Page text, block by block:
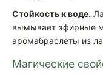
Стойкость к воде.
вымывает эфирные
аромабраслеты из
Магические